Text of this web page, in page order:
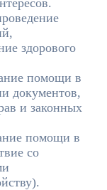
здорового
помощи в
документов,
и законных
помощи в
со